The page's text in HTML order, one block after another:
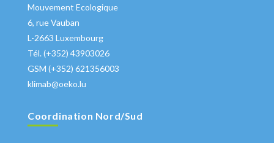
Mouvement Ecologique
6, rue Vauban
L-2663 Luxembourg
Tél. (+352) 43903026
GSM (+352) 621356003
klimab@oeko.lu
Coordination Nord/Sud